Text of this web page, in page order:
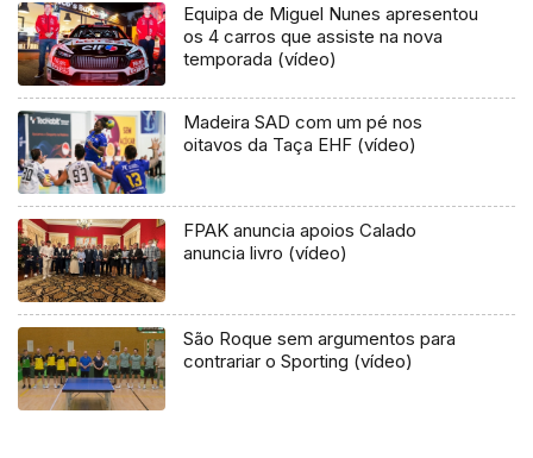
Equipa de Miguel Nunes apresentou
os 4 carros que assiste na nova
temporada (vídeo)
Madeira SAD com um pé nos
oitavos da Taça EHF (vídeo)
FPAK anuncia apoios Calado
anuncia livro (vídeo)
São Roque sem argumentos para
contrariar o Sporting (vídeo)